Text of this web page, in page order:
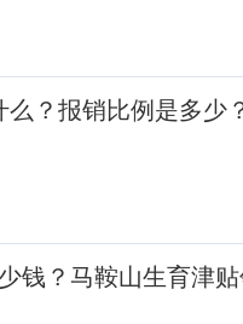
？报销比例是多少
钱？马鞍山生育津